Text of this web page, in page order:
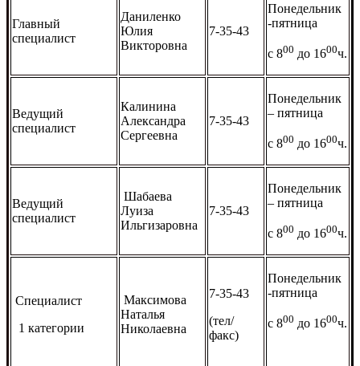
Главный
специалист
Даниленко
Юлия
Викторовна
7-35-43
Понедельник
-пятница
с 800 до 1600ч.
Ведущий
специалист
Калинина
Александра
Сергеевна
7-35-43
Понедельник
– пятница
с 800 до 1600ч.
Ведущий
специалист
Шабаева
Луиза
Ильгизаровна
7-35-43
Понедельник
– пятница
с 800 до 1600ч.
Специалист
1 категории
Максимова
Наталья
Николаевна
7-35-43
(тел/
факс)
Понедельник
-пятница
с 800 до 1600ч.